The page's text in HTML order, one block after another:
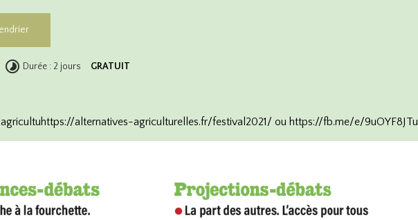
Durée : 2 jours GRATUIT
alternatives-agriculturelles.fr/festival2021/ ou https://fb.me/e/9uOYF8JTu